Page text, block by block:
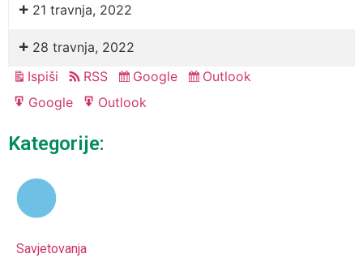
21 travnja, 2022
28 travnja, 2022
Ispiši
Pregled
RSS
Subscribe
in
Google
Subscribe
Outlook
Export
Google
Export
Outlook
Kategorije:
Savjetovanja